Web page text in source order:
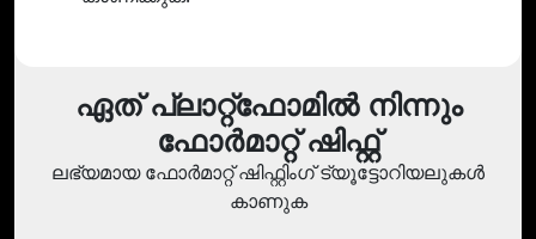
ഏത് പ്ലാറ്റ്‌ഫോമിൽ നിന്നും
ഫോർമാറ്റ് ഷിഫ്റ്റ്
ലഭ്യമായ ഫോർമാറ്റ് ഷിഫ്റ്റിംഗ് ട്യൂട്ടോറിയലുകൾ
കാണുക